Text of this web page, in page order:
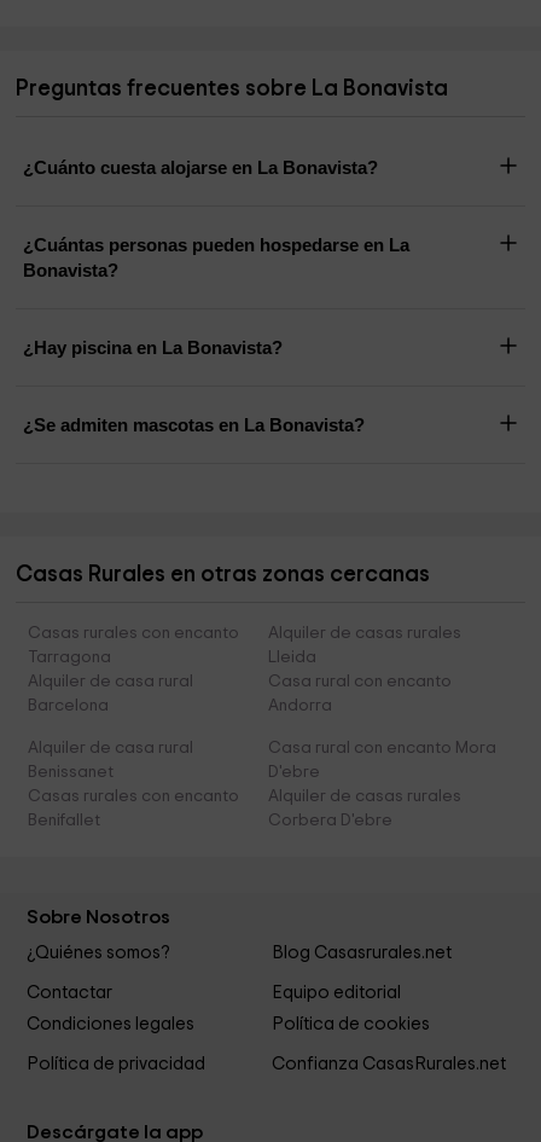
Preguntas frecuentes sobre La Bonavista
¿Cuánto cuesta alojarse en La Bonavista?
¿Cuántas personas pueden hospedarse en La
Bonavista?
¿Hay piscina en La Bonavista?
¿Se admiten mascotas en La Bonavista?
Casas Rurales en otras zonas cercanas
Casas rurales con encanto
Tarragona
Alquiler de casas rurales
Lleida
Alquiler de casa rural
Barcelona
Casa rural con encanto
Andorra
Alquiler de casa rural
Benissanet
Casa rural con encanto Mora
D'ebre
Casas rurales con encanto
Benifallet
Alquiler de casas rurales
Corbera D'ebre
Sobre Nosotros
¿Quiénes somos? Blog Casasrurales.net
Contactar
Equipo editorial
Condiciones legales
Política de cookies
Política de privacidad Confianza CasasRurales.net
Descárgate la app